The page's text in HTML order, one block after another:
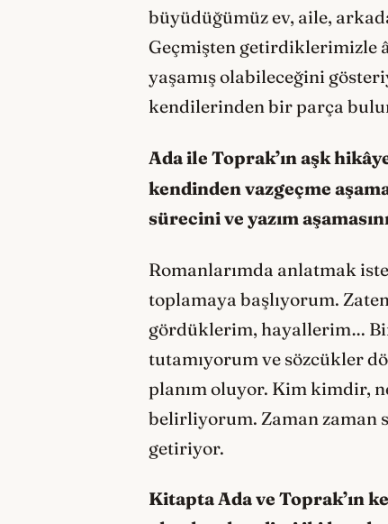
büyüdüğümüz ev, aile,
Geçmişten getirdiklerimizle
yaşamış olabileceğini
kendilerinden bir parça
Ada ile Toprak’ın aşk
kendinden vazgeçme
sürecini ve yazım
Romanlarımda anlatmak
toplamaya başlıyorum.
gördüklerim, hayallerim…
tutamıyorum ve sözcükler
planım oluyor. Kim kimdir,
belirliyorum. Zaman zaman
getiriyor.
Kitapta Ada ve Toprak’ın